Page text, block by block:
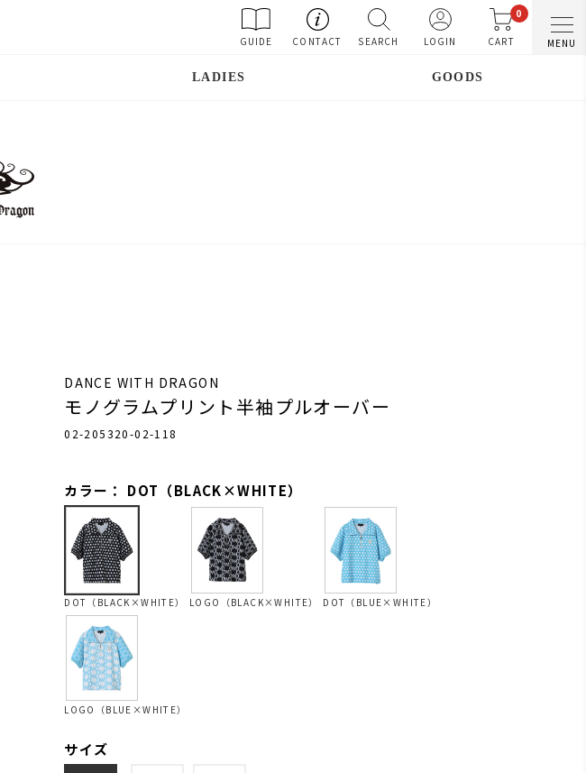
GUIDE CONTACT SEARCH LOGIN
0
CART MENU
LADIES GOODS
DANCE WITH DRAGON
モノグラムプリント半袖プルオーバー
02-205320-02-118
カラー： DOT（BLACK×WHITE）
DOT（BLACK×WHITE） LOGO（BLACK×WHITE） DOT（BLUE×WHITE）
LOGO（BLUE×WHITE）
サイズ